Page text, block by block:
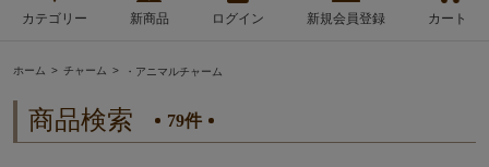
カテゴリー 新商品 ログイン 新規会員登録 カート
ホーム チャーム ・アニマルチャーム
商品検索 79件